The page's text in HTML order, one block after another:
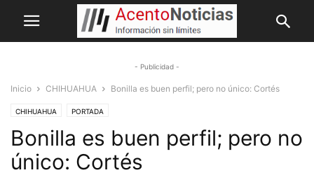
- Publicidad -
Inicio CHIHUAHUA Bonilla es buen perfil; pero no único: Cortés
CHIHUAHUA PORTADA
Bonilla es buen perfil; pero no
único: Cortés